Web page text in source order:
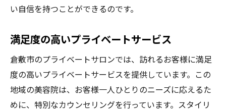
い自信を持つことができるのです。
満足度の高いプライベートサービス
倉敷市のプライベートサロンでは、訪れるお客様に満足
度の高いプライベートサービスを提供しています。この
地域の美容院は、お客様一人ひとりのニーズに応えるた
めに、特別なカウンセリングを行っています。スタイリ